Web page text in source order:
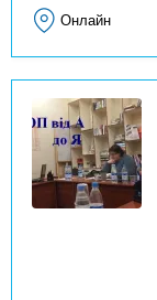
Онлайн